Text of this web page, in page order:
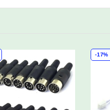
-17%